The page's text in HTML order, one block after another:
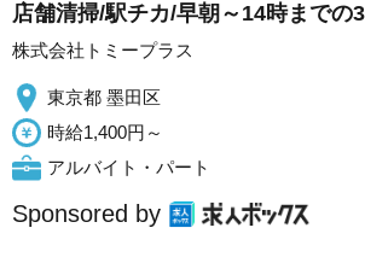
店舗清掃/駅チカ/早朝～14時までの
株式会社トミープラス
東京都 墨田区
時給1,400円～
アルバイト・パート
Sponsored by